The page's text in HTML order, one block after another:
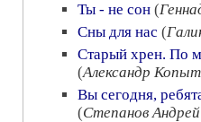
Ты - не сон (
Сны для нас (
Старый хрен. По
(Александр
Вы сегодня,
(Степанов